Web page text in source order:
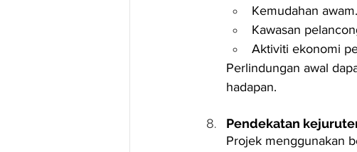
Kemudahan awam.
Kawasan
Aktiviti ekonomi
Perlindungan awal
hadapan.
Pendekatan
Projek menggunakan